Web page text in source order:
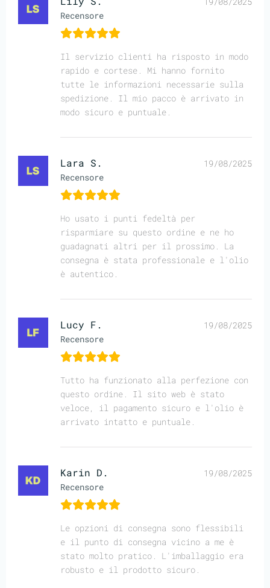
Recensore
Il servizio clienti ha risposto in modo
rapido e cortese. Mi hanno fornito
tutte le informazioni necessarie sulla
spedizione. Il mio pacco è arrivato in
modo sicuro e puntuale.
Lara S.
Recensore
19/08/2025
Ho usato i punti fedeltà per
risparmiare su questo ordine e ne ho
guadagnati altri per il prossimo. La
consegna è stata professionale e l'olio
è autentico.
Lucy F.
Recensore
19/08/2025
Tutto ha funzionato alla perfezione con
questo ordine. Il sito web è stato
veloce, il pagamento sicuro e l'olio è
arrivato intatto e puntuale.
Karin D.
Recensore
19/08/2025
Le opzioni di consegna sono flessibili
e il punto di consegna vicino a me è
stato molto pratico. L'imballaggio era
robusto e il prodotto sicuro.